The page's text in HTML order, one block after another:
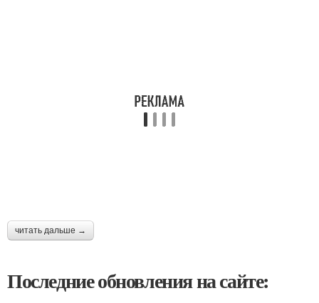
читать дальше →
Последние обновления на сайте: